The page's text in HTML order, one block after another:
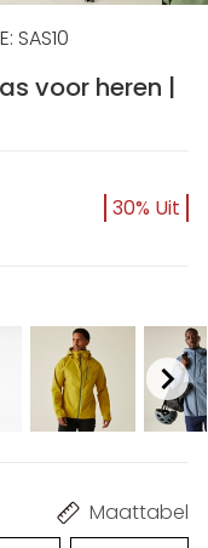
SAS10
voor heren |
30% Uit
Maattabel